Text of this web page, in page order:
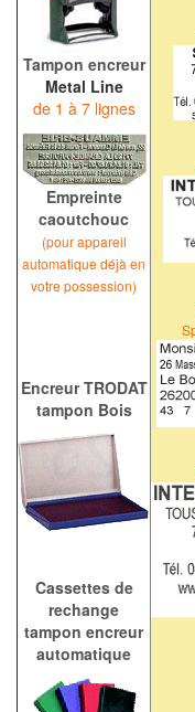
Tampon encreur
Metal Line
de 1 à 7 lignes
Empreinte
caoutchouc
(pour appareil
automatique déjà en
votre possession)
Encreur TRODAT
tampon Bois
Cassettes de
rechange
tampon encreur
automatique